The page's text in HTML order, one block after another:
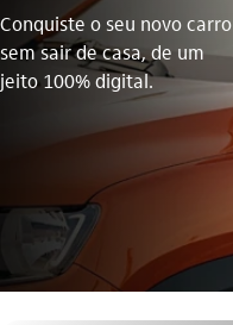
Conquiste o seu novo carro
sem sair de casa, de um
jeito 100% digital.